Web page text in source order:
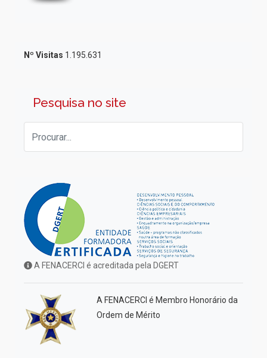
Nº Visitas 1.195.631
Pesquisa no site
A FENACERCI é acreditada pela DGERT
A FENACERCI é Membro Honorário da
Ordem de Mérito